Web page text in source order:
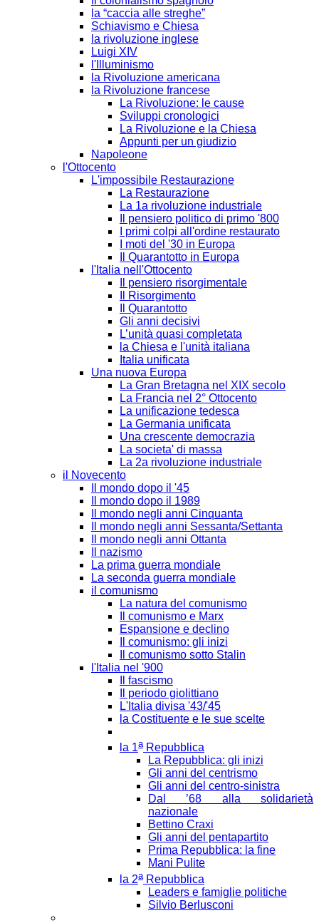
la “caccia alle streghe”
Schiavismo e Chiesa
la rivoluzione inglese
Luigi XIV
l'Illuminismo
la Rivoluzione americana
la Rivoluzione francese
La Rivoluzione: le cause
Sviluppi cronologici
La Rivoluzione e la Chiesa
Appunti per un giudizio
Napoleone
l'Ottocento
L'impossibile Restaurazione
La Restaurazione
La 1a rivoluzione industriale
Il pensiero politico di primo '800
I primi colpi all'ordine restaurato
I moti del '30 in Europa
Il Quarantotto in Europa
l'Italia nell'Ottocento
Il pensiero risorgimentale
Il Risorgimento
Il Quarantotto
Gli anni decisivi
L’unità quasi completata
la Chiesa e l'unità italiana
Italia unificata
Una nuova Europa
La Gran Bretagna nel XIX secolo
La Francia nel 2° Ottocento
La unificazione tedesca
La Germania unificata
Una crescente democrazia
La societa' di massa
La 2a rivoluzione industriale
il Novecento
Il mondo dopo il '45
Il mondo dopo il 1989
Il mondo negli anni Cinquanta
Il mondo negli anni Sessanta/Settanta
Il mondo negli anni Ottanta
Il nazismo
La prima guerra mondiale
La seconda guerra mondiale
il comunismo
La natura del comunismo
Il comunismo e Marx
Espansione e declino
Il comunismo: gli inizi
Il comunismo sotto Stalin
l'Italia nel '900
Il fascismo
Il periodo giolittiano
L'Italia divisa '43/'45
la Costituente e le sue scelte
la 1aRepubblica
La Repubblica: gli inizi
Gli anni del centrismo
Gli anni del centro-sinistra
Dal ’68 alla solidarietà
nazionale
Bettino Craxi
Gli anni del pentapartito
Prima Repubblica: la fine
Mani Pulite
la 2aRepubblica
Leaders e famiglie politiche
Silvio Berlusconi